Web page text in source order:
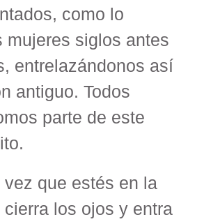
como lo
mujeres siglos antes
entrelazándonos así
antiguo. Todos
parte de este
vez que estés en la
cierra los ojos y entra